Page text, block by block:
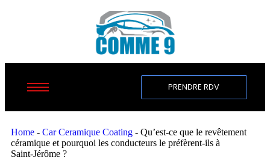
PRENDRE RDV
Home - Car Ceramique Coating - Qu’est‑ce que le revêtement
céramique et pourquoi les conducteurs le préfèrent‑ils à
Saint‑Jérôme ?